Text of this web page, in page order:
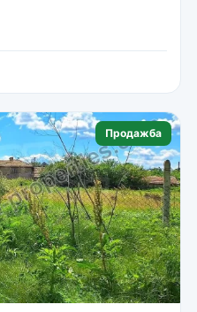
Продажба